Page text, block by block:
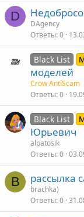
D
DAgency
Ответы 0
Black List
моделей
Crow AntiScam
Ответы 0
Black List
Юрьевич
alpatosik
Ответы 0
B рассылка
brachka)
Ответы 0